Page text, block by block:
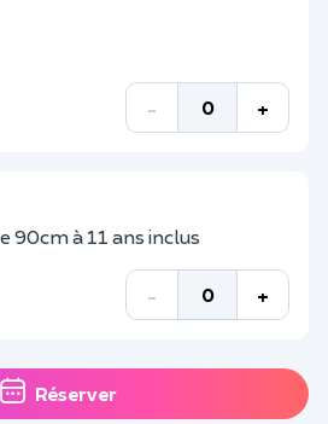
- +
90cm à 11 ans inclus
- +
Réserver